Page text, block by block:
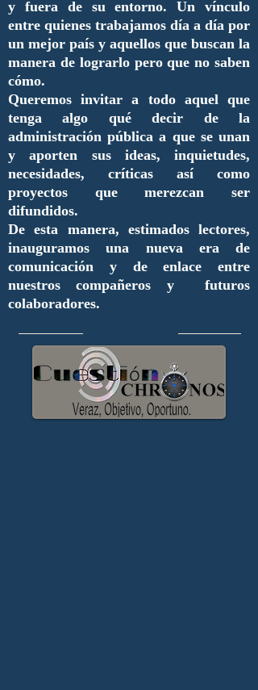
y fuera de su entorno. Un vínculo
entre quienes trabajamos día a día por
un mejor país y aquellos que buscan la
manera de lograrlo pero que no saben
cómo.
Queremos invitar a todo aquel que
tenga algo qué decir de la
administración pública a que se unan
y aporten sus ideas, inquietudes,
necesidades, críticas así como
proyectos que merezcan ser
difundidos.
De esta manera, estimados lectores,
inauguramos una nueva era de
comunicación y de enlace entre
nuestros compañeros y futuros
colaboradores.